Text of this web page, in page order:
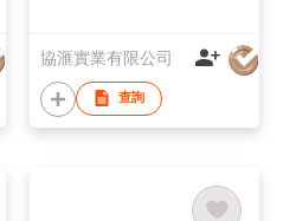
協滙實業有限公司
查詢